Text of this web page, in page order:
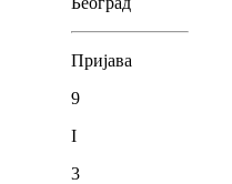
Пријава
9
I
3